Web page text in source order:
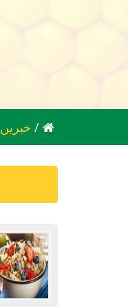
/ خبریں